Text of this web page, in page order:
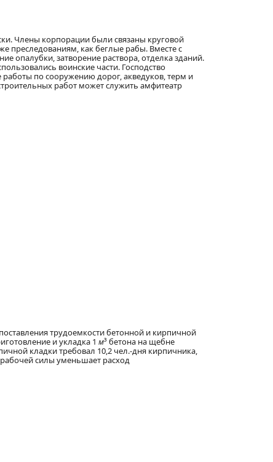
Члены корпорации были связаны круговой
преследованиям, как беглые рабы. Вместе с
опалубки, затворение раствора, отделка зданий.
воинские части. Господство
по сооружению дорог, акведуков, терм и
работ может служить амфитеатр
трудоемкости бетонной и кирпичной
и укладка 1 м³ бетона на щебне
кладки требовал 10,2 чел.-дня кирпичника,
силы уменьшает расход